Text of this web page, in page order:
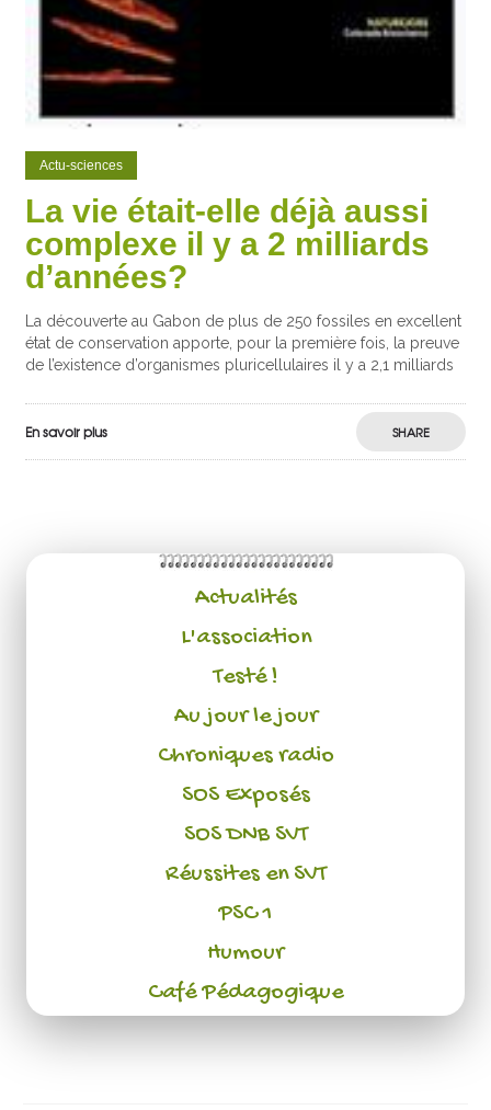
Actu-sciences
La vie était-elle déjà aussi
complexe il y a 2 milliards
d’années?
La découverte au Gabon de plus de 250 fossiles en excellent
état de conservation apporte, pour la première fois, la preuve
de l’existence d’organismes pluricellulaires il y a 2,1 milliards
En savoir plus SHARE
Actualités
L'association
Testé !
Au jour le jour
Chroniques radio
SOS Exposés
SOS DNB SVT
Réussites en SVT
PSC 1
Humour
Café Pédagogique